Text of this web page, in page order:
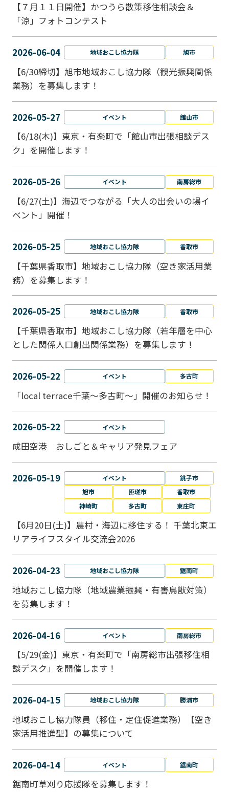
【７月１１日開催】かつうら散策移住相談会＆
「涼」フォトコンテスト
2026-06-04 地域おこし協力隊 旭市
【6/30締切】旭市地域おこし協力隊（観光振興関係
業務）を募集します！
2026-05-27 イベント 館山市
【6/18(木)】東京・有楽町で「館山市出張相談デス
ク」を開催します！
2026-05-26 イベント 南房総市
【6/27(土)】海辺でつながる「大人の出会いの場イ
ベント」開催！
2026-05-25 地域おこし協力隊 香取市
【千葉県香取市】地域おこし協力隊（空き家活用業
務）を募集します！
2026-05-25 地域おこし協力隊 香取市
【千葉県香取市】地域おこし協力隊（若年層を中心
とした関係人口創出関係業務）を募集します！
2026-05-22 イベント 多古町
「local terrace千葉～多古町～」開催のお知らせ！
2026-05-22 イベント
成田空港 おしごと＆キャリア発見フェア
2026-05-19 イベント
銚子市
旭市
匝瑳市
香取市
神崎町
多古町 東庄町
【6月20日(土)】農村・海辺に移住する！ 千葉北東エ
リアライフスタイル交流会2026
2026-04-23 地域おこし協力隊 鋸南町
地域おこし協力隊（地域農業振興・有害鳥獣対策）
を募集します！
2026-04-16 イベント 南房総市
【5/29(金)】東京・有楽町で「南房総市出張移住相
談デスク」を開催します！
2026-04-15 地域おこし協力隊 勝浦市
地域おこし協力隊員（移住・定住促進業務）【空き
家活用推進型】の募集について
2026-04-14 イベント 鋸南町
鋸南町草刈り応援隊を募集します！